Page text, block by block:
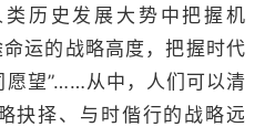
历史发展大势中把握机
运的战略高度，把握时代
愿望”……从中，人们可以清
抉择、与时偕行的战略远